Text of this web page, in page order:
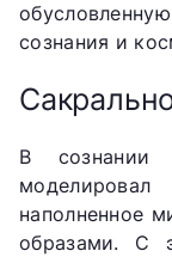
сознания и
В сознании
моделировал
наполненное
образами. С